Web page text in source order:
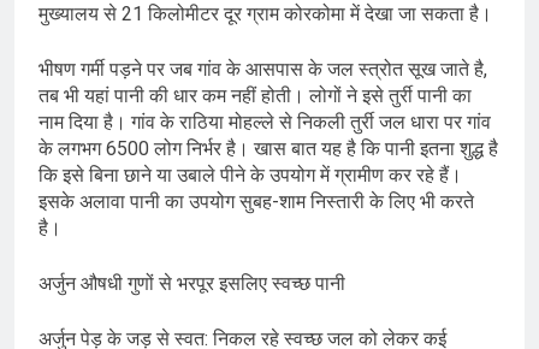
मुख्यालय से 21 किलोमीटर दूर ग्राम कोरकोमा में देखा जा सकता है।
भीषण गर्मी पड़ने पर जब गांव के आसपास के जल स्त्रोत सूख जाते है,
तब भी यहां पानी की धार कम नहीं होती। लोगों ने इसे तुर्री पानी का
नाम दिया है। गांव के राठिया मोहल्ले से निकली तुर्री जल धारा पर गांव
के लगभग 6500 लोग निर्भर है। खास बात यह है कि पानी इतना शुद्ध है
कि इसे बिना छाने या उबाले पीने के उपयोग में ग्रामीण कर रहे हैं।
इसके अलावा पानी का उपयोग सुबह-शाम निस्तारी के लिए भी करते
है।
अर्जुन औषधी गुणों से भरपूर इसलिए स्वच्छ पानी
अर्जुन पेड़ के जड़ से स्वत: निकल रहे स्वच्छ जल को लेकर कई